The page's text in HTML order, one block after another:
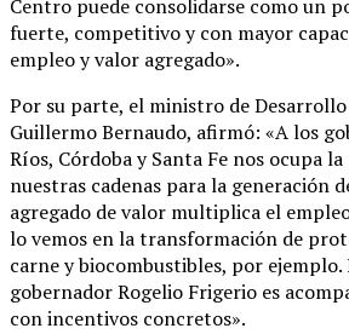
Centro puede consolidarse como un
fuerte, competitivo y con mayor
empleo y valor agregado».
Por su parte, el ministro de
Guillermo Bernaudo, afirmó: «A los
Ríos, Córdoba y Santa Fe nos ocupa
nuestras cadenas para la generación
agregado de valor multiplica el
lo vemos en la transformación de
carne y biocombustibles, por
gobernador Rogelio Frigerio es
con incentivos concretos».